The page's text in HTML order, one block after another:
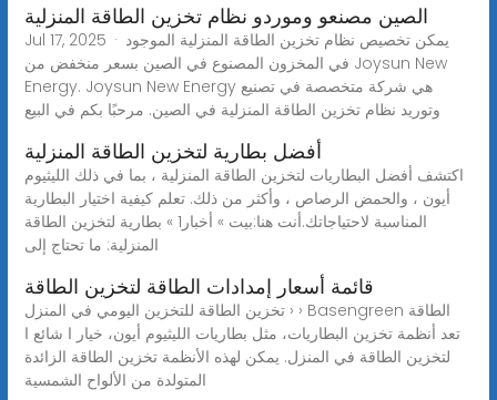
الصين مصنعو وموردو نظام تخزين الطاقة المنزلية
Jul 17, 2025 · يمكن تخصيص نظام تخزين الطاقة المنزلية الموجود
في المخزون المصنوع في الصين بسعر منخفض من Joysun New
Energy. Joysun New Energy هي شركة متخصصة في تصنيع
وتوريد نظام تخزين الطاقة المنزلية في الصين. مرحبًا بكم في البيع
أفضل بطارية لتخزين الطاقة المنزلية
اكتشف أفضل البطاريات لتخزين الطاقة المنزلية ، بما في ذلك الليثيوم
أيون ، والحمض الرصاص ، وأكثر من ذلك. تعلم كيفية اختيار البطارية
المناسبة لاحتياجاتك.أنت هنا:بيت » أخبار1 » بطارية لتخزين الطاقة
المنزلية: ما تحتاج إلى
قائمة أسعار إمدادات الطاقة لتخزين الطاقة
تخزين الطاقة للتخزين اليومي في المنزل › › Basengreen الطاقة
تعد أنظمة تخزين البطاريات، مثل بطاريات الليثيوم أيون، خيار ا شائع ا
لتخزين الطاقة في المنزل. يمكن لهذه الأنظمة تخزين الطاقة الزائدة
المتولدة من الألواح الشمسية